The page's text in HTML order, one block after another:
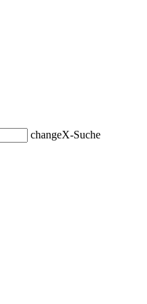
changeX-Suche